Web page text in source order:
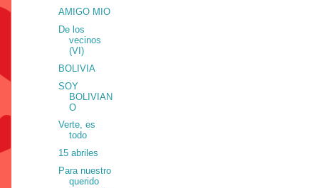
AMIGO MIO
De los
vecinos
(VI)
BOLIVIA
SOY
BOLIVIAN
O
Verte, es
todo
15 abriles
Para nuestro
querido